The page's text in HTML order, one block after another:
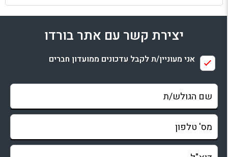
למתחם זה
בדיקת זמינות ומחירים
יצירת קשר עם אתר בורדו
אני מעוניין/ת לקבל עדכונים ממועדון חברים